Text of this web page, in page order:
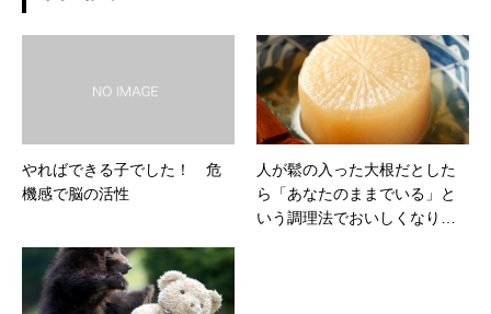
やればできる子でした！ 危
機感で脳の活性
人が鬆の入った大根だとした
ら「あなたのままでいる」と
いう調理法でおいしくなり、